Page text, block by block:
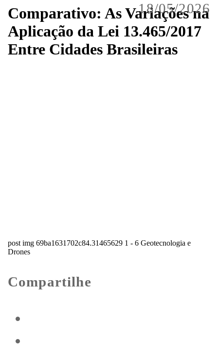
18/05/2026
Comparativo: As Variações na
Aplicação da Lei 13.465/2017
Entre Cidades Brasileiras
post img 69ba1631702c84.31465629 1 - 6 Geotecnologia e
Drones
Compartilhe